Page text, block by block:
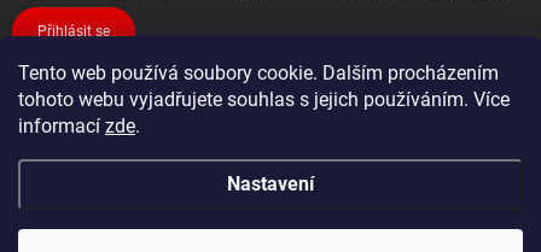
Tento web používá soubory cookie. Dalším procházením
tohoto webu vyjadřujete souhlas s jejich používáním. Více
informací zde.
Nastavení
Přihlásit se